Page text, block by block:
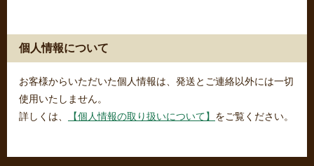
個人情報について
お客様からいただいた個人情報は、発送とご連絡以外には一切
使用いたしません。
詳しくは、
【個人情報の取り扱いについて】 をご覧ください。